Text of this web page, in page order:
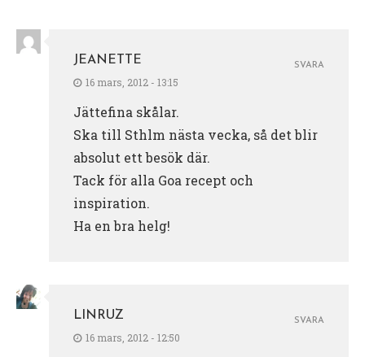
JEANETTE
16 mars, 2012 - 13:15
Jättefina skålar.
Ska till Sthlm nästa vecka, så det blir
absolut ett besök där.
Tack för alla Goa recept och
inspiration.
Ha en bra helg!
SVARA
LINRUZ
16 mars, 2012 - 12:50
SVARA